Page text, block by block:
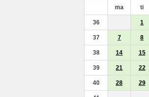
ma ti
36 1
37 7 8
38 14 15
39 21 22
40 28 29